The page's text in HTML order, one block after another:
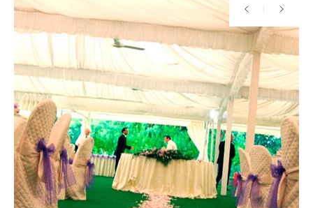
immagini fondo